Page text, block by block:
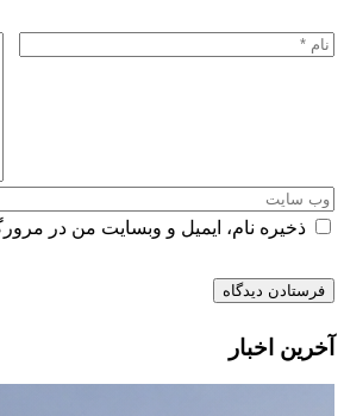
ذخیره نام، ایمیل و وبسایت من در
آخرین اخبار